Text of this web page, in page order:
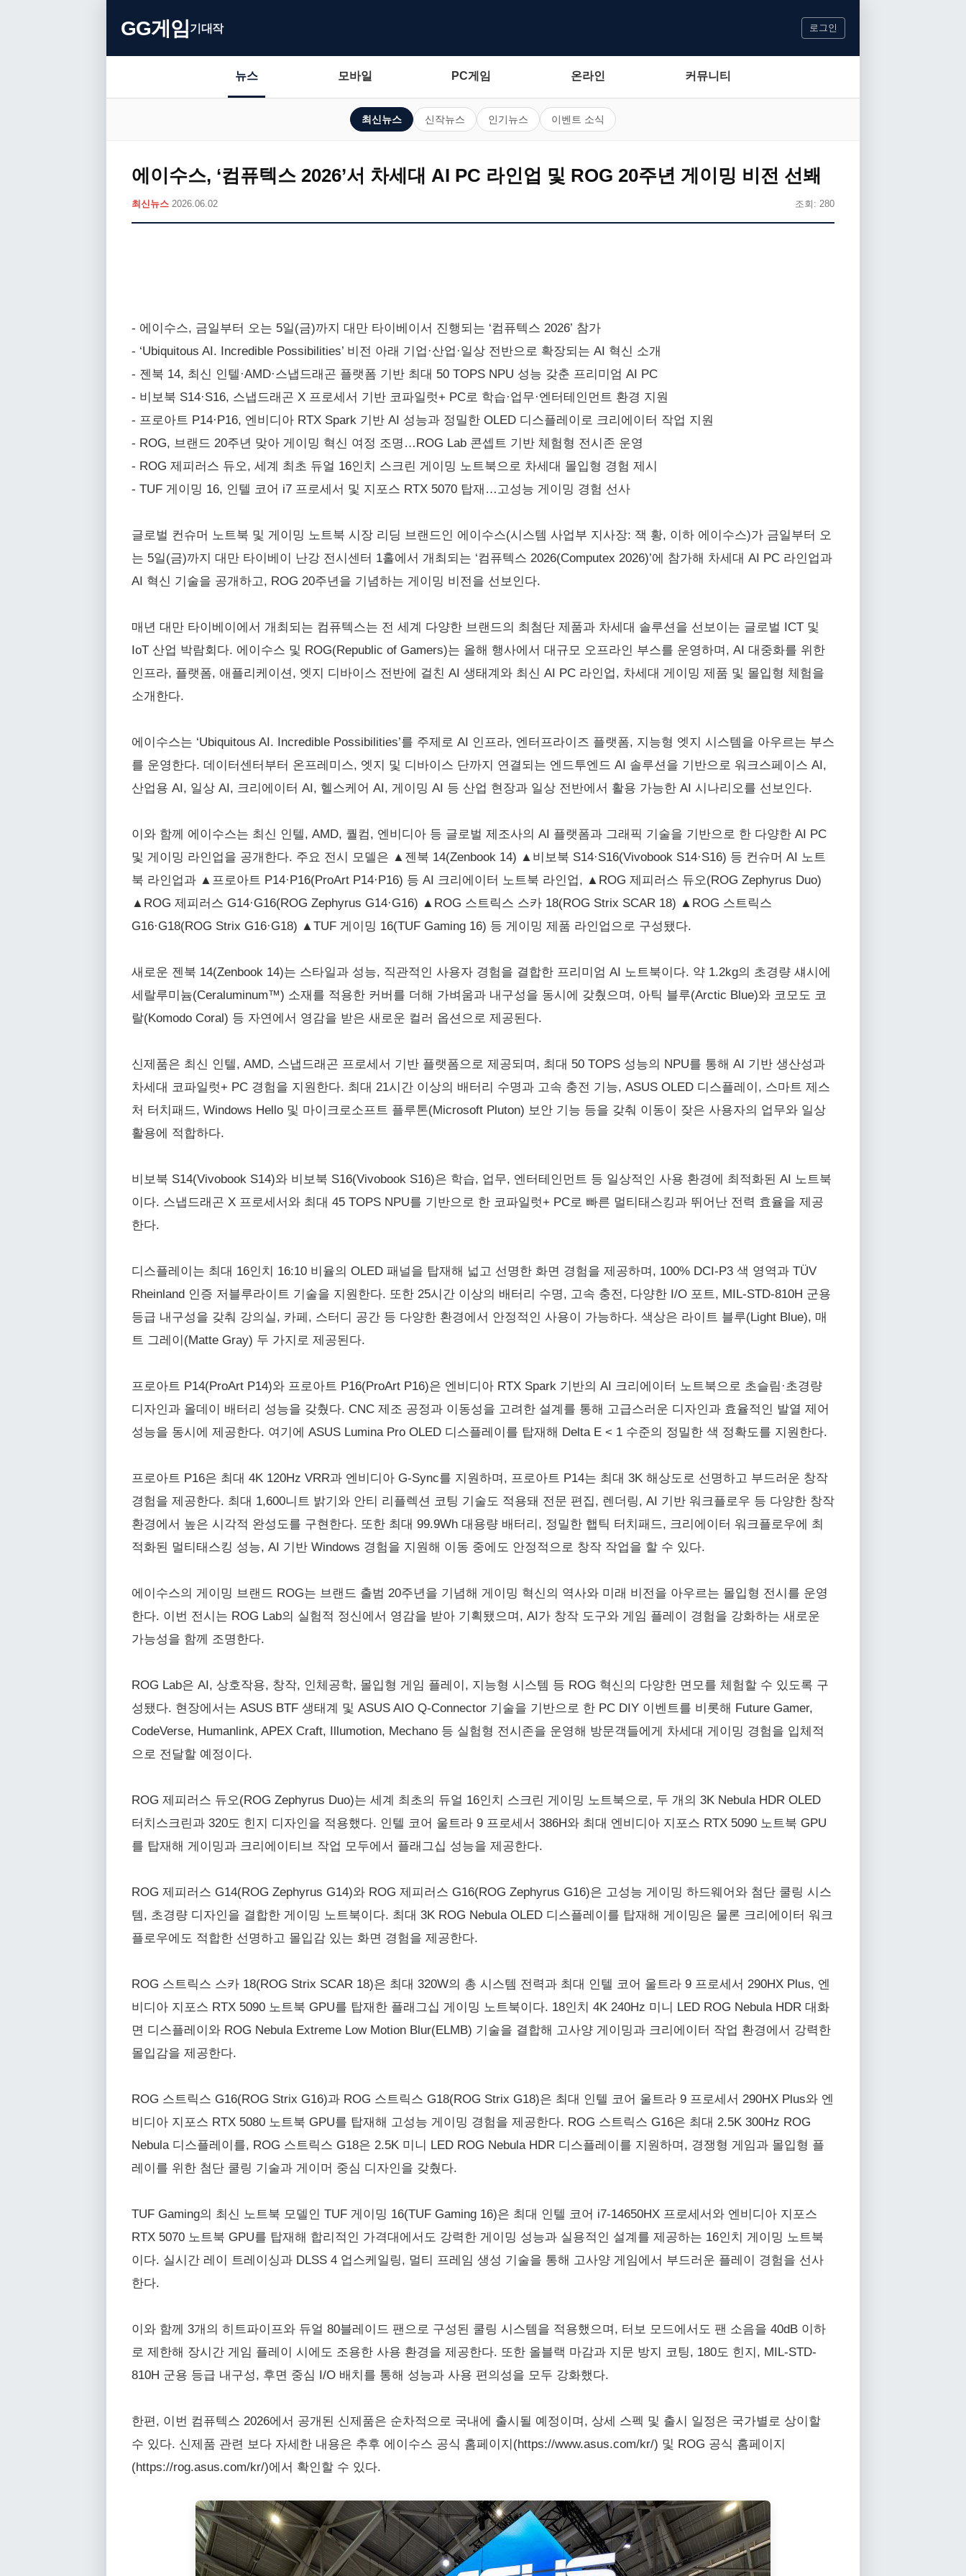
GG게임기대작 로그인
뉴스 모바일 PC게임 온라인 커뮤니티
최신뉴스 신작뉴스 인기뉴스 이벤트 소식
에이수스, ‘컴퓨텍스 2026’서 차세대 AI PC 라인업 및 ROG 20주년 게이밍 비전 선봬
최신뉴스 2026.06.02 조회: 280
- 에이수스, 금일부터 오는 5일(금)까지 대만 타이베이서 진행되는 ‘컴퓨텍스 2026’ 참가
- ‘Ubiquitous AI. Incredible Possibilities’ 비전 아래 기업·산업·일상 전반으로 확장되는 AI 혁신 소개
- 젠북 14, 최신 인텔·AMD·스냅드래곤 플랫폼 기반 최대 50 TOPS NPU 성능 갖춘 프리미엄 AI PC
- 비보북 S14·S16, 스냅드래곤 X 프로세서 기반 코파일럿+ PC로 학습·업무·엔터테인먼트 환경 지원
- 프로아트 P14·P16, 엔비디아 RTX Spark 기반 AI 성능과 정밀한 OLED 디스플레이로 크리에이터 작업 지원
- ROG, 브랜드 20주년 맞아 게이밍 혁신 여정 조명…ROG Lab 콘셉트 기반 체험형 전시존 운영
- ROG 제피러스 듀오, 세계 최초 듀얼 16인치 스크린 게이밍 노트북으로 차세대 몰입형 경험 제시
- TUF 게이밍 16, 인텔 코어 i7 프로세서 및 지포스 RTX 5070 탑재…고성능 게이밍 경험 선사
글로벌 컨슈머 노트북 및 게이밍 노트북 시장 리딩 브랜드인 에이수스(시스템 사업부 지사장: 잭 황, 이하 에이수스)가 금일부터 오
는 5일(금)까지 대만 타이베이 난강 전시센터 1홀에서 개최되는 ‘컴퓨텍스 2026(Computex 2026)’에 참가해 차세대 AI PC 라인업과
AI 혁신 기술을 공개하고, ROG 20주년을 기념하는 게이밍 비전을 선보인다.
매년 대만 타이베이에서 개최되는 컴퓨텍스는 전 세계 다양한 브랜드의 최첨단 제품과 차세대 솔루션을 선보이는 글로벌 ICT 및
IoT 산업 박람회다. 에이수스 및 ROG(Republic of Gamers)는 올해 행사에서 대규모 오프라인 부스를 운영하며, AI 대중화를 위한
인프라, 플랫폼, 애플리케이션, 엣지 디바이스 전반에 걸친 AI 생태계와 최신 AI PC 라인업, 차세대 게이밍 제품 및 몰입형 체험을
소개한다.
에이수스는 ‘Ubiquitous AI. Incredible Possibilities’를 주제로 AI 인프라, 엔터프라이즈 플랫폼, 지능형 엣지 시스템을 아우르는 부스
를 운영한다. 데이터센터부터 온프레미스, 엣지 및 디바이스 단까지 연결되는 엔드투엔드 AI 솔루션을 기반으로 워크스페이스 AI,
산업용 AI, 일상 AI, 크리에이터 AI, 헬스케어 AI, 게이밍 AI 등 산업 현장과 일상 전반에서 활용 가능한 AI 시나리오를 선보인다.
이와 함께 에이수스는 최신 인텔, AMD, 퀄컴, 엔비디아 등 글로벌 제조사의 AI 플랫폼과 그래픽 기술을 기반으로 한 다양한 AI PC
및 게이밍 라인업을 공개한다. 주요 전시 모델은 ▲젠북 14(Zenbook 14) ▲비보북 S14·S16(Vivobook S14·S16) 등 컨슈머 AI 노트
북 라인업과 ▲프로아트 P14·P16(ProArt P14·P16) 등 AI 크리에이터 노트북 라인업, ▲ROG 제피러스 듀오(ROG Zephyrus Duo)
▲ROG 제피러스 G14·G16(ROG Zephyrus G14·G16) ▲ROG 스트릭스 스카 18(ROG Strix SCAR 18) ▲ROG 스트릭스
G16·G18(ROG Strix G16·G18) ▲TUF 게이밍 16(TUF Gaming 16) 등 게이밍 제품 라인업으로 구성됐다.
새로운 젠북 14(Zenbook 14)는 스타일과 성능, 직관적인 사용자 경험을 결합한 프리미엄 AI 노트북이다. 약 1.2kg의 초경량 섀시에
세랄루미늄(Ceraluminum™) 소재를 적용한 커버를 더해 가벼움과 내구성을 동시에 갖췄으며, 아틱 블루(Arctic Blue)와 코모도 코
랄(Komodo Coral) 등 자연에서 영감을 받은 새로운 컬러 옵션으로 제공된다.
신제품은 최신 인텔, AMD, 스냅드래곤 프로세서 기반 플랫폼으로 제공되며, 최대 50 TOPS 성능의 NPU를 통해 AI 기반 생산성과
차세대 코파일럿+ PC 경험을 지원한다. 최대 21시간 이상의 배터리 수명과 고속 충전 기능, ASUS OLED 디스플레이, 스마트 제스
처 터치패드, Windows Hello 및 마이크로소프트 플루톤(Microsoft Pluton) 보안 기능 등을 갖춰 이동이 잦은 사용자의 업무와 일상
활용에 적합하다.
비보북 S14(Vivobook S14)와 비보북 S16(Vivobook S16)은 학습, 업무, 엔터테인먼트 등 일상적인 사용 환경에 최적화된 AI 노트북
이다. 스냅드래곤 X 프로세서와 최대 45 TOPS NPU를 기반으로 한 코파일럿+ PC로 빠른 멀티태스킹과 뛰어난 전력 효율을 제공
한다.
디스플레이는 최대 16인치 16:10 비율의 OLED 패널을 탑재해 넓고 선명한 화면 경험을 제공하며, 100% DCI-P3 색 영역과 TÜV
Rheinland 인증 저블루라이트 기술을 지원한다. 또한 25시간 이상의 배터리 수명, 고속 충전, 다양한 I/O 포트, MIL-STD-810H 군용
등급 내구성을 갖춰 강의실, 카페, 스터디 공간 등 다양한 환경에서 안정적인 사용이 가능하다. 색상은 라이트 블루(Light Blue), 매
트 그레이(Matte Gray) 두 가지로 제공된다.
프로아트 P14(ProArt P14)와 프로아트 P16(ProArt P16)은 엔비디아 RTX Spark 기반의 AI 크리에이터 노트북으로 초슬림·초경량
디자인과 올데이 배터리 성능을 갖췄다. CNC 제조 공정과 이동성을 고려한 설계를 통해 고급스러운 디자인과 효율적인 발열 제어
성능을 동시에 제공한다. 여기에 ASUS Lumina Pro OLED 디스플레이를 탑재해 Delta E < 1 수준의 정밀한 색 정확도를 지원한다.
프로아트 P16은 최대 4K 120Hz VRR과 엔비디아 G-Sync를 지원하며, 프로아트 P14는 최대 3K 해상도로 선명하고 부드러운 창작
경험을 제공한다. 최대 1,600니트 밝기와 안티 리플렉션 코팅 기술도 적용돼 전문 편집, 렌더링, AI 기반 워크플로우 등 다양한 창작
환경에서 높은 시각적 완성도를 구현한다. 또한 최대 99.9Wh 대용량 배터리, 정밀한 햅틱 터치패드, 크리에이터 워크플로우에 최
적화된 멀티태스킹 성능, AI 기반 Windows 경험을 지원해 이동 중에도 안정적으로 창작 작업을 할 수 있다.
에이수스의 게이밍 브랜드 ROG는 브랜드 출범 20주년을 기념해 게이밍 혁신의 역사와 미래 비전을 아우르는 몰입형 전시를 운영
한다. 이번 전시는 ROG Lab의 실험적 정신에서 영감을 받아 기획됐으며, AI가 창작 도구와 게임 플레이 경험을 강화하는 새로운
가능성을 함께 조명한다.
ROG Lab은 AI, 상호작용, 창작, 인체공학, 몰입형 게임 플레이, 지능형 시스템 등 ROG 혁신의 다양한 면모를 체험할 수 있도록 구
성됐다. 현장에서는 ASUS BTF 생태계 및 ASUS AIO Q-Connector 기술을 기반으로 한 PC DIY 이벤트를 비롯해 Future Gamer,
CodeVerse, Humanlink, APEX Craft, Illumotion, Mechano 등 실험형 전시존을 운영해 방문객들에게 차세대 게이밍 경험을 입체적
으로 전달할 예정이다.
ROG 제피러스 듀오(ROG Zephyrus Duo)는 세계 최초의 듀얼 16인치 스크린 게이밍 노트북으로, 두 개의 3K Nebula HDR OLED
터치스크린과 320도 힌지 디자인을 적용했다. 인텔 코어 울트라 9 프로세서 386H와 최대 엔비디아 지포스 RTX 5090 노트북 GPU
를 탑재해 게이밍과 크리에이티브 작업 모두에서 플래그십 성능을 제공한다.
ROG 제피러스 G14(ROG Zephyrus G14)와 ROG 제피러스 G16(ROG Zephyrus G16)은 고성능 게이밍 하드웨어와 첨단 쿨링 시스
템, 초경량 디자인을 결합한 게이밍 노트북이다. 최대 3K ROG Nebula OLED 디스플레이를 탑재해 게이밍은 물론 크리에이터 워크
플로우에도 적합한 선명하고 몰입감 있는 화면 경험을 제공한다.
ROG 스트릭스 스카 18(ROG Strix SCAR 18)은 최대 320W의 총 시스템 전력과 최대 인텔 코어 울트라 9 프로세서 290HX Plus, 엔
비디아 지포스 RTX 5090 노트북 GPU를 탑재한 플래그십 게이밍 노트북이다. 18인치 4K 240Hz 미니 LED ROG Nebula HDR 대화
면 디스플레이와 ROG Nebula Extreme Low Motion Blur(ELMB) 기술을 결합해 고사양 게이밍과 크리에이터 작업 환경에서 강력한
몰입감을 제공한다.
ROG 스트릭스 G16(ROG Strix G16)과 ROG 스트릭스 G18(ROG Strix G18)은 최대 인텔 코어 울트라 9 프로세서 290HX Plus와 엔
비디아 지포스 RTX 5080 노트북 GPU를 탑재해 고성능 게이밍 경험을 제공한다. ROG 스트릭스 G16은 최대 2.5K 300Hz ROG
Nebula 디스플레이를, ROG 스트릭스 G18은 2.5K 미니 LED ROG Nebula HDR 디스플레이를 지원하며, 경쟁형 게임과 몰입형 플
레이를 위한 첨단 쿨링 기술과 게이머 중심 디자인을 갖췄다.
TUF Gaming의 최신 노트북 모델인 TUF 게이밍 16(TUF Gaming 16)은 최대 인텔 코어 i7-14650HX 프로세서와 엔비디아 지포스
RTX 5070 노트북 GPU를 탑재해 합리적인 가격대에서도 강력한 게이밍 성능과 실용적인 설계를 제공하는 16인치 게이밍 노트북
이다. 실시간 레이 트레이싱과 DLSS 4 업스케일링, 멀티 프레임 생성 기술을 통해 고사양 게임에서 부드러운 플레이 경험을 선사
한다.
이와 함께 3개의 히트파이프와 듀얼 80블레이드 팬으로 구성된 쿨링 시스템을 적용했으며, 터보 모드에서도 팬 소음을 40dB 이하
로 제한해 장시간 게임 플레이 시에도 조용한 사용 환경을 제공한다. 또한 올블랙 마감과 지문 방지 코팅, 180도 힌지, MIL-STD-
810H 군용 등급 내구성, 후면 중심 I/O 배치를 통해 성능과 사용 편의성을 모두 강화했다.
한편, 이번 컴퓨텍스 2026에서 공개된 신제품은 순차적으로 국내에 출시될 예정이며, 상세 스펙 및 출시 일정은 국가별로 상이할
수 있다. 신제품 관련 보다 자세한 내용은 추후 에이수스 공식 홈페이지(https://www.asus.com/kr/) 및 ROG 공식 홈페이지
(https://rog.asus.com/kr/)에서 확인할 수 있다.